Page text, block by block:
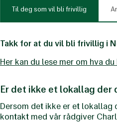
Til deg som vil bli frivillig
Takk for at du vil bli frivillig i
Her kan du lese mer om hva
Er det ikke et lokallag
Dersom det ikke er et lokallag
kontakt med vår rådgiver